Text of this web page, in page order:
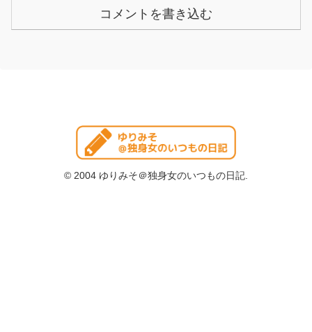
コメントを書き込む
© 2004 ゆりみそ＠独身女のいつもの日記.